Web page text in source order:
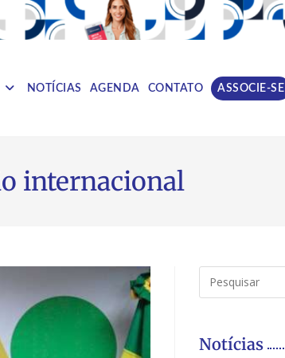
NOTÍCIAS AGENDA CONTATO ASSOCIE-SE
internacional
Notícias